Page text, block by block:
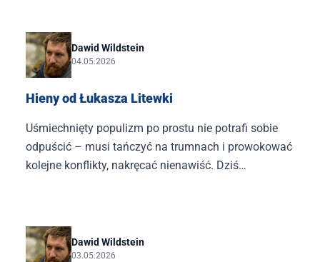
Dawid Wildstein
04.05.2026
Hieny od Łukasza Litewki
Uśmiechnięty populizm po prostu nie potrafi sobie
odpuścić – musi tańczyć na trumnach i prowokować
kolejne konflikty, nakręcać nienawiść. Dziś
Dawid Wildstein
03.05.2026